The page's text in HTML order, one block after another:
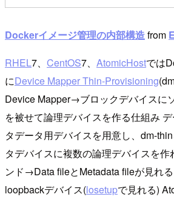
Dockerイメージ管理の内部構造from
RHEL7、 CentOS7、 AtomicHostでは
にDevice Mapper Thin-Provisioning
Device Mapper→ブロックデバイスに
を被せて論理デバイスを作る仕組み
タデータ用デバイスを用意し、dm-
タデバイスに複数の論理デバイスを作
ンド→Data fileとMetadata fileが見れ
loopbackデバイス(losetupで見れる)